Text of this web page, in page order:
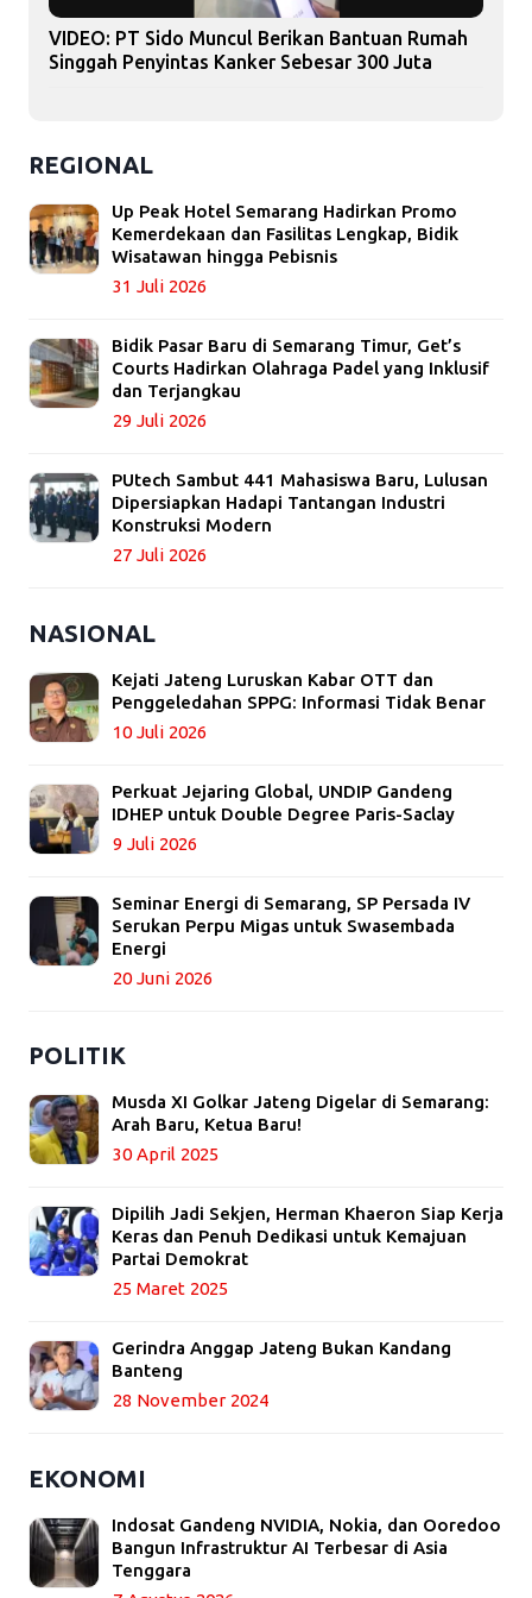
VIDEO: PT Sido Muncul Berikan Bantuan Rumah
Singgah Penyintas Kanker Sebesar 300 Juta
REGIONAL
Up Peak Hotel Semarang Hadirkan Promo
Kemerdekaan dan Fasilitas Lengkap, Bidik
Wisatawan hingga Pebisnis
31 Juli 2026
Bidik Pasar Baru di Semarang Timur, Get’s
Courts Hadirkan Olahraga Padel yang Inklusif
dan Terjangkau
29 Juli 2026
PUtech Sambut 441 Mahasiswa Baru, Lulusan
Dipersiapkan Hadapi Tantangan Industri
Konstruksi Modern
27 Juli 2026
NASIONAL
Kejati Jateng Luruskan Kabar OTT dan
Penggeledahan SPPG: Informasi Tidak Benar
10 Juli 2026
Perkuat Jejaring Global, UNDIP Gandeng
IDHEP untuk Double Degree Paris-Saclay
9 Juli 2026
Seminar Energi di Semarang, SP Persada IV
Serukan Perpu Migas untuk Swasembada
Energi
20 Juni 2026
POLITIK
Musda XI Golkar Jateng Digelar di Semarang:
Arah Baru, Ketua Baru!
30 April 2025
Dipilih Jadi Sekjen, Herman Khaeron Siap Kerja
Keras dan Penuh Dedikasi untuk Kemajuan
Partai Demokrat
25 Maret 2025
Gerindra Anggap Jateng Bukan Kandang
Banteng
28 November 2024
EKONOMI
Indosat Gandeng NVIDIA, Nokia, dan Ooredoo
Bangun Infrastruktur AI Terbesar di Asia
Tenggara